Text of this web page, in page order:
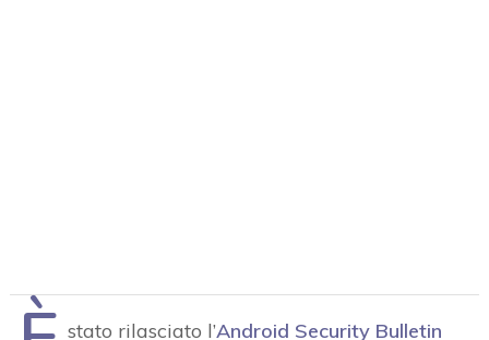
stato rilasciato l’Android Security Bulletin